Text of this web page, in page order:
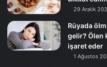
29 Aralık
Rüyada
gelir? Ölen
işaret eder
1 Ağustos